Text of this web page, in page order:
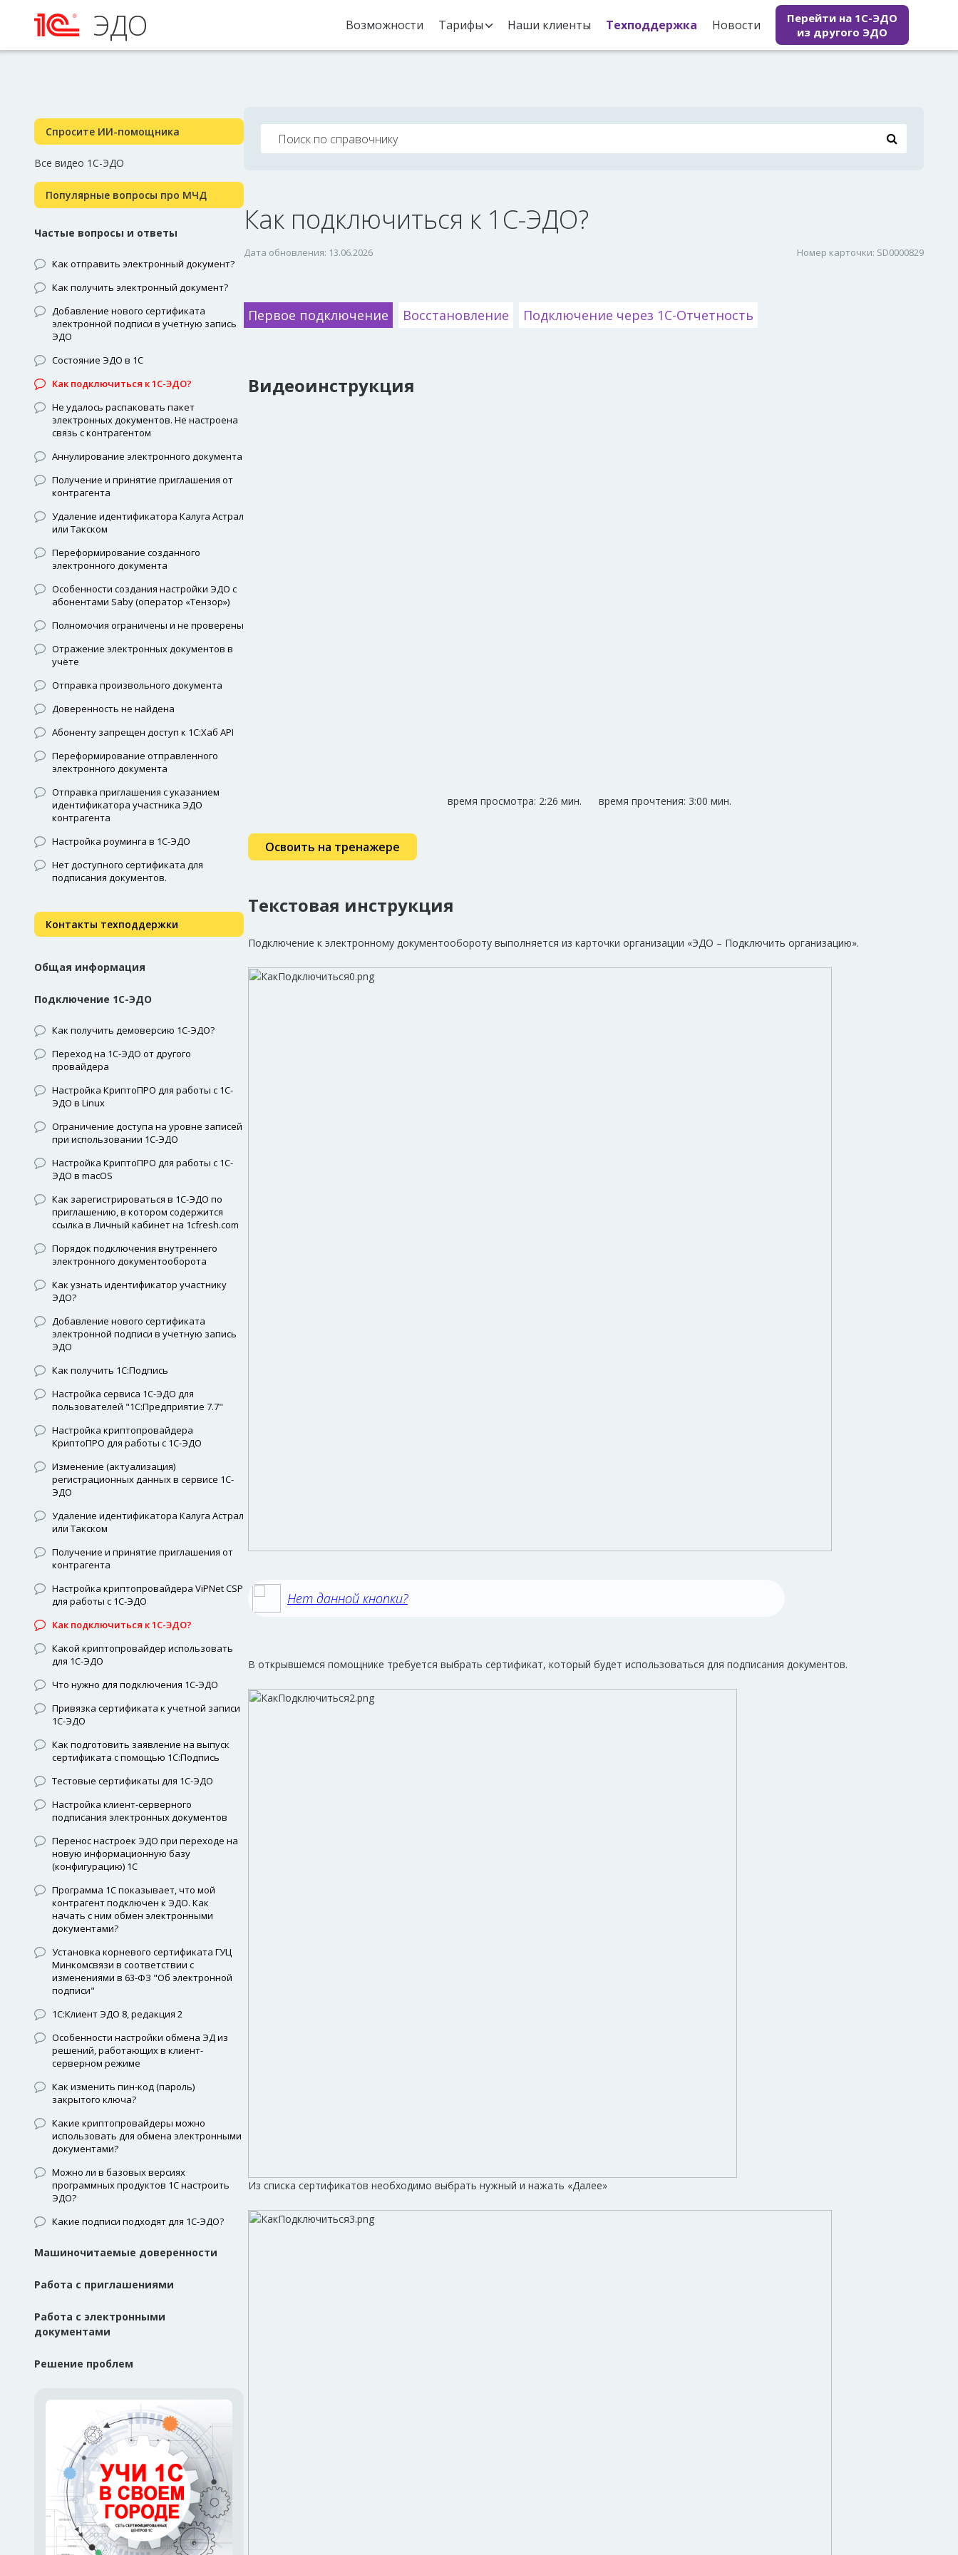
ЭДО Возможности Тарифы Наши клиенты Техподдержка Новости
Перейти на 1С-ЭДО
из другого ЭДО
Спросите ИИ-помощника
Все видео 1С-ЭДО
Популярные вопросы про МЧД
Частые вопросы и ответы
Как отправить электронный документ?
Как получить электронный документ?
Добавление нового сертификата
электронной подписи в учетную запись
ЭДО
Состояние ЭДО в 1С
Как подключиться к 1С-ЭДО?
Не удалось распаковать пакет
электронных документов. Не настроена
связь с контрагентом
Аннулирование электронного документа
Получение и принятие приглашения от
контрагента
Удаление идентификатора Калуга Астрал
или Такском
Переформирование созданного
электронного документа
Особенности создания настройки ЭДО с
абонентами Saby (оператор «Тензор»)
Полномочия ограничены и не проверены
Отражение электронных документов в
учёте
Отправка произвольного документа
Доверенность не найдена
Абоненту запрещен доступ к 1С:Хаб API
Переформирование отправленного
электронного документа
Отправка приглашения с указанием
идентификатора участника ЭДО
контрагента
Настройка роуминга в 1С-ЭДО
Нет доступного сертификата для
подписания документов.
Контакты техподдержки
Общая информация
Подключение 1С-ЭДО
Как получить демоверсию 1С-ЭДО?
Переход на 1С-ЭДО от другого
провайдера
Настройка КриптоПРО для работы с 1С-
ЭДО в Linux
Ограничение доступа на уровне записей
при использовании 1С-ЭДО
Настройка КриптоПРО для работы с 1С-
ЭДО в macOS
Как зарегистрироваться в 1С-ЭДО по
приглашению, в котором содержится
ссылка в Личный кабинет на 1cfresh.com
Порядок подключения внутреннего
электронного документооборота
Как узнать идентификатор участнику
ЭДО?
Добавление нового сертификата
электронной подписи в учетную запись
ЭДО
Как получить 1С:Подпись
Настройка сервиса 1С-ЭДО для
пользователей "1С:Предприятие 7.7"
Настройка криптопровайдера
КриптоПРО для работы с 1С-ЭДО
Изменение (актуализация)
регистрационных данных в сервисе 1С-
ЭДО
Удаление идентификатора Калуга Астрал
или Такском
Получение и принятие приглашения от
контрагента
Настройка криптопровайдера ViPNet CSP
для работы с 1С-ЭДО
Как подключиться к 1С-ЭДО?
Какой криптопровайдер использовать
для 1С-ЭДО
Что нужно для подключения 1С-ЭДО
Привязка сертификата к учетной записи
1С-ЭДО
Как подготовить заявление на выпуск
сертификата с помощью 1С:Подпись
Тестовые сертификаты для 1С-ЭДО
Настройка клиент-серверного
подписания электронных документов
Перенос настроек ЭДО при переходе на
новую информационную базу
(конфигурацию) 1С
Программа 1С показывает, что мой
контрагент подключен к ЭДО. Как
начать с ним обмен электронными
документами?
Установка корневого сертификата ГУЦ
Минкомсвязи в соответствии с
изменениями в 63-ФЗ "Об электронной
подписи"
1С:Клиент ЭДО 8, редакция 2
Особенности настройки обмена ЭД из
решений, работающих в клиент-
серверном режиме
Как изменить пин-код (пароль)
закрытого ключа?
Какие криптопровайдеры можно
использовать для обмена электронными
документами?
Можно ли в базовых версиях
программных продуктов 1С настроить
ЭДО?
Какие подписи подходят для 1С-ЭДО?
Машиночитаемые доверенности
Работа с приглашениями
Работа с электронными
документами
Решение проблем
Как подключиться к 1С-ЭДО?
Дата обновления: 13.06.2026 Номер карточки: SD0000829
Первое подключение Восстановление Подключение через 1С-Отчетность
Видеоинструкция
время просмотра: 2:26 мин. время прочтения: 3:00 мин.
Освоить на тренажере
Текстовая инструкция
Подключение к электронному документообороту выполняется из карточки организации «ЭДО – Подключить организацию».
Нет данной кнопки?
В открывшемся помощнике требуется выбрать сертификат, который будет использоваться для подписания документов.
Из списка сертификатов необходимо выбрать нужный и нажать «Далее»